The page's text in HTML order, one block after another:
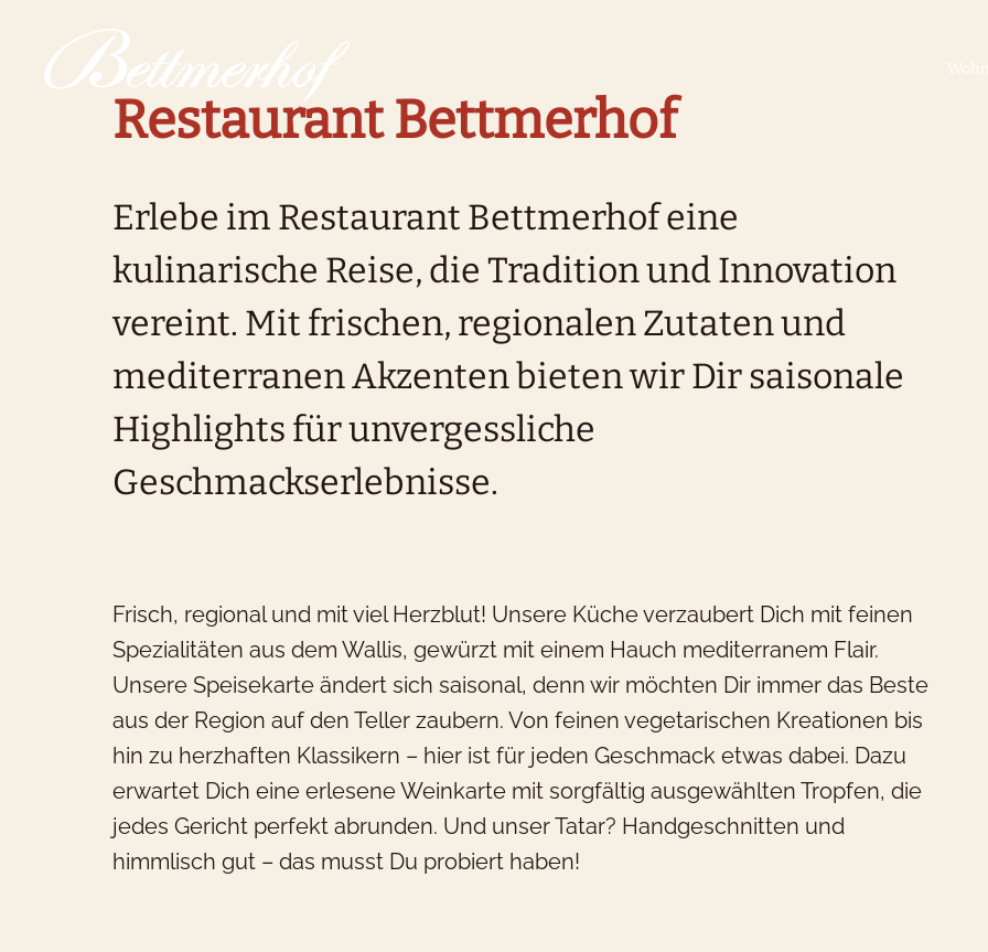
Restaurant Bettmerhof
Erlebe im Restaurant Bettmerhof eine
kulinarische Reise, die Tradition und Innovation
vereint. Mit frischen, regionalen Zutaten und
mediterranen Akzenten bieten wir Dir saisonale
Highlights für unvergessliche
Geschmackserlebnisse.
Frisch, regional und mit viel Herzblut! Unsere Küche verzaubert Dich mit feinen
Spezialitäten aus dem Wallis, gewürzt mit einem Hauch mediterranem Flair.
Unsere Speisekarte ändert sich saisonal, denn wir möchten Dir immer das Beste
aus der Region auf den Teller zaubern. Von feinen vegetarischen Kreationen bis
hin zu herzhaften Klassikern – hier ist für jeden Geschmack etwas dabei. Dazu
erwartet Dich eine erlesene Weinkarte mit sorgfältig ausgewählten Tropfen, die
jedes Gericht perfekt abrunden. Und unser Tatar? Handgeschnitten und
himmlisch gut – das musst Du probiert haben!